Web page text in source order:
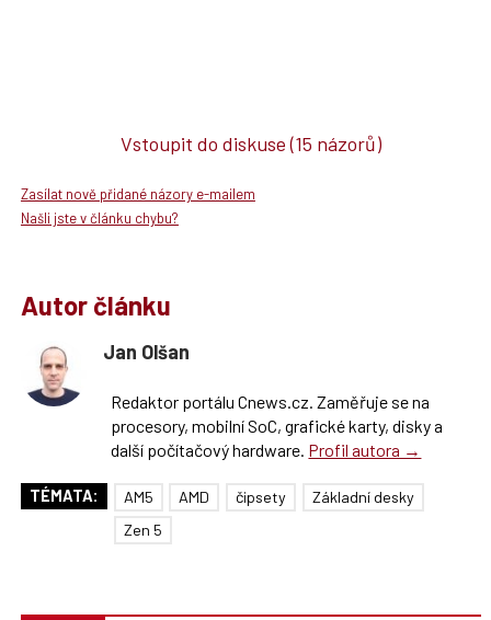
Vstoupit do diskuse(15 názorů)
Zasílat nově přidané názory e-mailem
Našli jste v článku chybu?
Autor článku
Jan Olšan
Redaktor portálu Cnews.cz. Zaměřuje se na
procesory, mobilní SoC, grafické karty, disky a
další počítačový hardware. Profil autora →
TÉMATA: AM5 AMD čipsety
Základní desky
Zen 5